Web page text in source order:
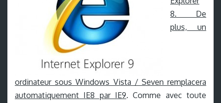
8. De
plus, un
ordinateur sous Windows Vista / Seven remplacera
automatiquement IE8 par IE9. Comme avec toute